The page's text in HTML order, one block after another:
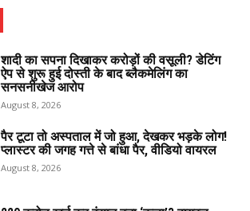
शादी का सपना दिखाकर करोड़ों की वसूली? डेटिंग
ऐप से शुरू हुई दोस्ती के बाद ब्लैकमेलिंग का
सनसनीखेज आरोप
August 8, 2026
पैर टूटा तो अस्पताल में जो हुआ, देखकर भड़के लोग!
प्लास्टर की जगह गत्ते से बांधा पैर, वीडियो वायरल
August 8, 2026